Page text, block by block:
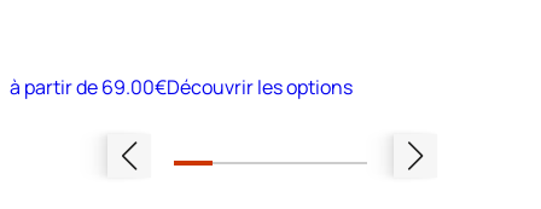
à partir de69.00€Découvrir les options